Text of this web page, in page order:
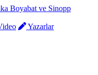
Yazarlar